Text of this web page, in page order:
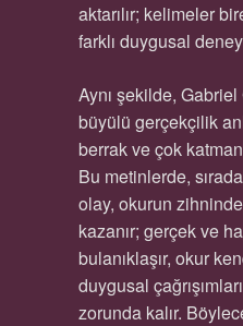
aktarılır; kelimeler
farklı duygusal
Aynı şekilde,
büyülü gerçekçilik
berrak ve çok
Bu metinlerde,
olay, okurun
kazanır; gerçek ve
bulanıklaşır, okur
duygusal
zorunda kalır.